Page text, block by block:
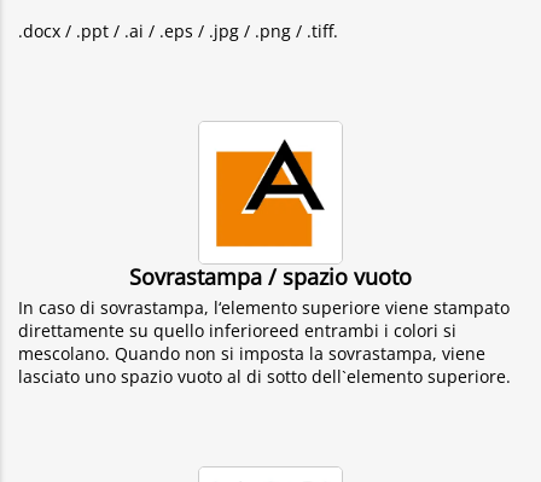
.docx / .ppt / .ai / .eps / .jpg / .png / .tiff.
Sovrastampa / spazio vuoto
In caso di sovrastampa, l‘elemento superiore viene stampato
direttamente su quello inferioreed entrambi i colori si
mescolano. Quando non si imposta la sovrastampa, viene
lasciato uno spazio vuoto al di sotto dell`elemento superiore.